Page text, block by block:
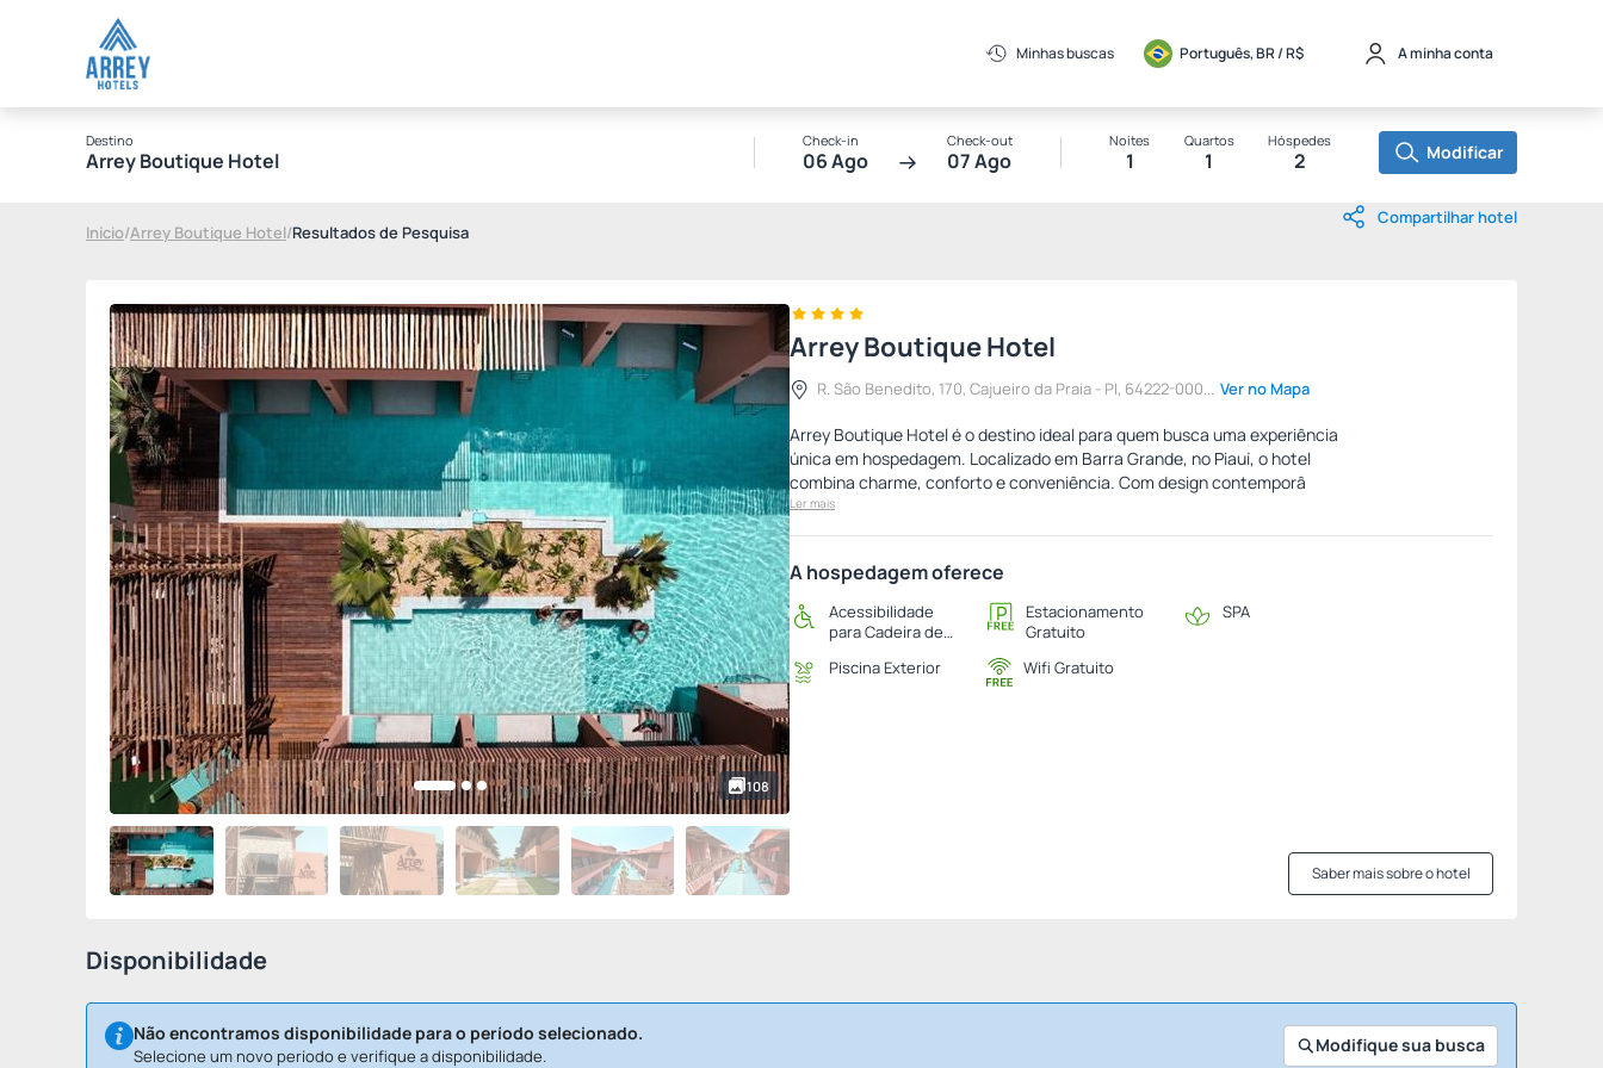
Minhas buscas Português, BR / R$ A minha conta
Destino
Arrey Boutique Hotel
Check-in
06 Ago
Check-out
07 Ago
Noites
1
Quartos
1
Hóspedes
2 Modificar
Início/Arrey Boutique Hotel/Resultados de Pesquisa
Compartilhar hotel
108
Arrey Boutique Hotel
R. São Benedito, 170, Cajueiro da Praia - PI, 64222-000... Ver no Mapa
Arrey Boutique Hotel é o destino ideal para quem busca uma experiência
única em hospedagem. Localizado em Barra Grande, no Piauí, o hotel
combina charme, conforto e conveniência. Com design contemporâ
Ler mais
A hospedagem oferece
Acessibilidade
para Cadeira de
Estacionamento
Gratuito
SPA
Piscina Exterior Wifi Gratuito
Saber mais sobre o hotel
Disponibilidade
Não encontramos disponibilidade para o período selecionado.
Selecione um novo período e verifique a disponibilidade. Modifique sua busca